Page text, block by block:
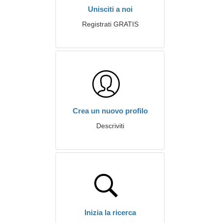
Unisciti a noi
Registrati GRATIS
Crea un nuovo profilo
Descriviti
Inizia la ricerca